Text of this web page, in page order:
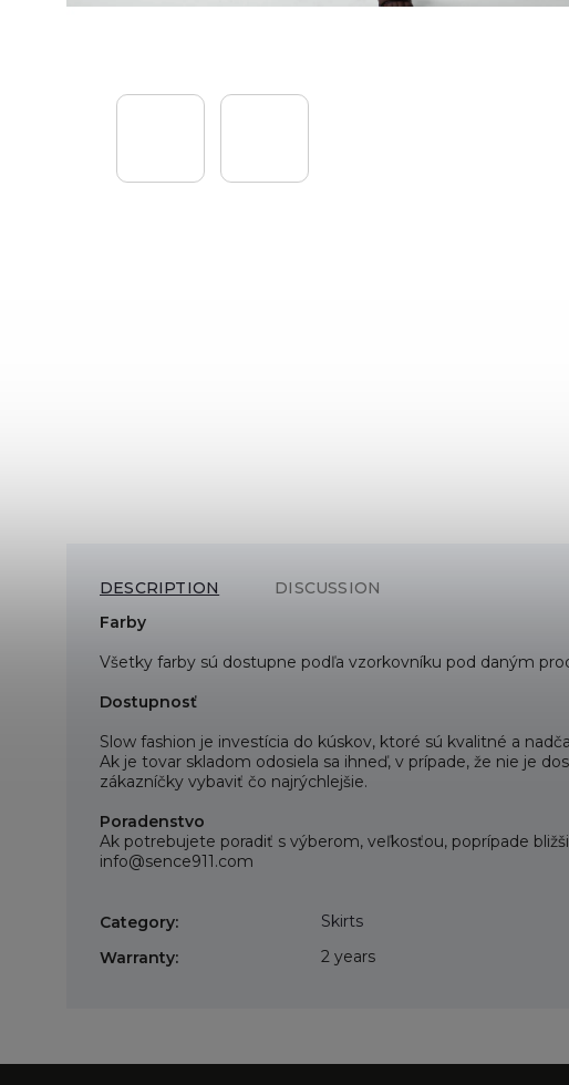
DESCRIPTION
DISCUSSION
Farby
Všetky farby sú dostupne podľa vzorkovníku pod daným
Dostupnosť
Slow fashion je investícia do kúskov, ktoré sú kvalitné a
Ak je tovar skladom odosiela sa ihneď, v prípade, že nie je
zákazníčky vybaviť čo najrýchlejšie.
Poradenstvo
Ak potrebujete poradiť s výberom, veľkosťou, poprípade
info@sence911.com
Category:
Skirts
Warranty: 2 years